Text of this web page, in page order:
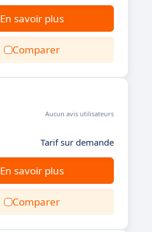
En savoir plus
Comparer
Aucun avis utilisateurs
Tarif sur demande
En savoir plus
Comparer